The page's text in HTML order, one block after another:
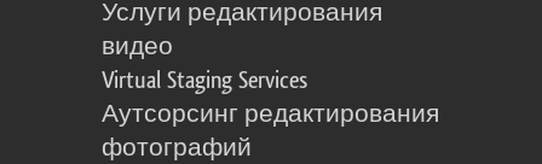
Услуги редактирования
видео
Virtual Staging Services
Аутсорсинг редактирования
фотографий